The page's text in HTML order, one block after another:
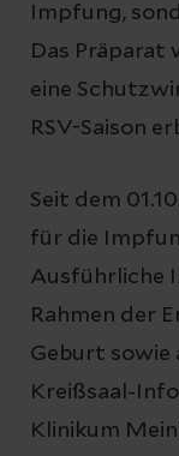
Impfung,
Das Präparat
eine
RSV-Saison
Seit dem
für die
Ausführliche
Rahmen der
Geburt sowie
Kreißsaal-
Klinikum